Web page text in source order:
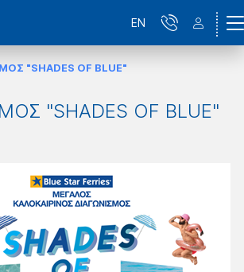
EN
"SHADES OF BLUE"
"SHADES OF BLUE"